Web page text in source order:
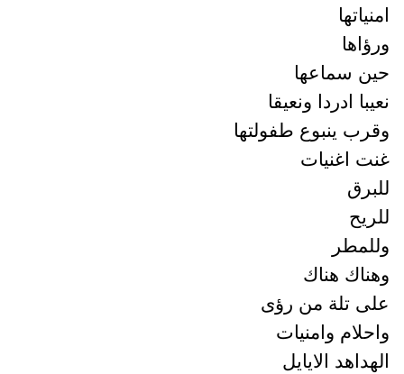
سماعها
ادردا ونعيقا
ينبوع طفولتها
اغنيات
هناك
تلة من رؤى
وامنيات
الايايل